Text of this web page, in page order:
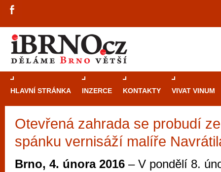
HLAVNÍ STRÁNKA INZERCE KONTAKTY VIVAT VINUM
Otevřená zahrada se probudí
spánku vernisáží malíře
Brno, 4. února 2016 – V pondělí 8.
Průvodce
Brně: Od